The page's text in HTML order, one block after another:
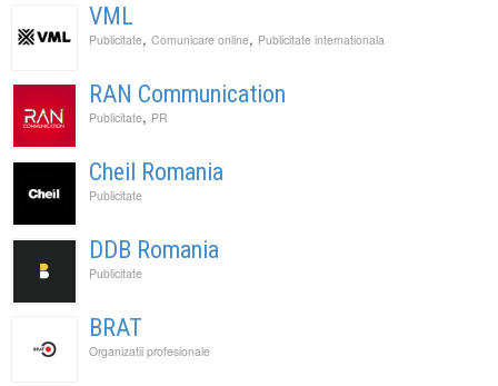
VML
Publicitate, Comunicare online, Publicitate internationala
RAN Communication
Publicitate, PR
Cheil Romania
Publicitate
DDB Romania
Publicitate
BRAT
Organizatii profesionale